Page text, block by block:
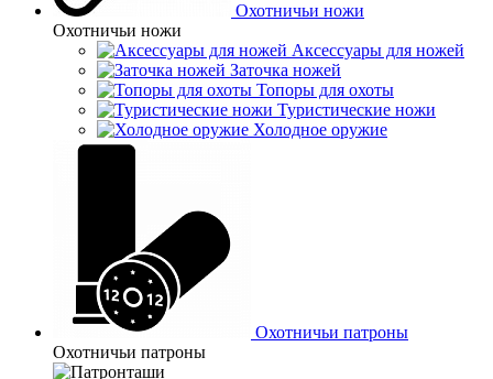
Охотничьи ножи
Охотничьи ножи
Аксессуары для ножей
Заточка ножей
Топоры для охоты
Туристические ножи
Холодное оружие
Охотничьи патроны
Охотничьи патроны